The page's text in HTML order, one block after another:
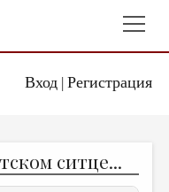
Вход| Регистрация
ситце...